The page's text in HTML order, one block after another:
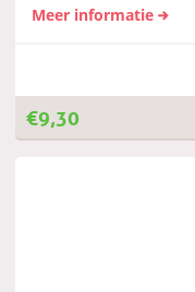
Meer informatie
€9,30